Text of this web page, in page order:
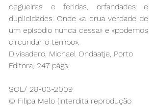
cegueiras e feridas, orfandades e
duplicidades. Onde «a crua verdade de
um episódio nunca cessa» e «podemos
circundar o tempo».
Divisadero, Michael Ondaatje, Porto
Editora, 247 págs.
SOL/ 28-03-2009
© Filipa Melo (interdita reprodução